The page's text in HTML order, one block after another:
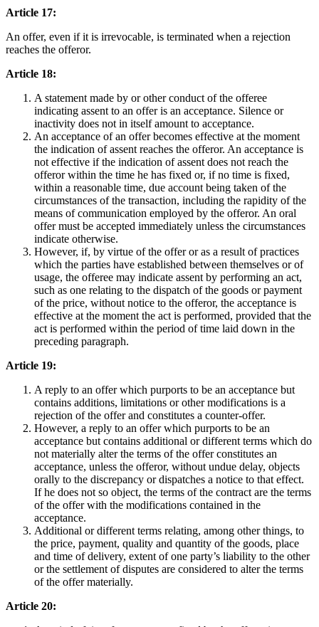
Article 17:
An offer, even if it is irrevocable, is terminated when a rejection
reaches the offeror.
Article 18:
A statement made by or other conduct of the offeree
indicating assent to an offer is an acceptance. Silence or
inactivity does not in itself amount to acceptance.
An acceptance of an offer becomes effective at the moment
the indication of assent reaches the offeror. An acceptance is
not effective if the indication of assent does not reach the
offeror within the time he has fixed or, if no time is fixed,
within a reasonable time, due account being taken of the
circumstances of the transaction, including the rapidity of the
means of communication employed by the offeror. An oral
offer must be accepted immediately unless the circumstances
indicate otherwise.
However, if, by virtue of the offer or as a result of practices
which the parties have established between themselves or of
usage, the offeree may indicate assent by performing an act,
such as one relating to the dispatch of the goods or payment
of the price, without notice to the offeror, the acceptance is
effective at the moment the act is performed, provided that the
act is performed within the period of time laid down in the
preceding paragraph.
Article 19:
A reply to an offer which purports to be an acceptance but
contains additions, limitations or other modifications is a
rejection of the offer and constitutes a counter-offer.
However, a reply to an offer which purports to be an
acceptance but contains additional or different terms which do
not materially alter the terms of the offer constitutes an
acceptance, unless the offeror, without undue delay, objects
orally to the discrepancy or dispatches a notice to that effect.
If he does not so object, the terms of the contract are the terms
of the offer with the modifications contained in the
acceptance.
Additional or different terms relating, among other things, to
the price, payment, quality and quantity of the goods, place
and time of delivery, extent of one party’s liability to the other
or the settlement of disputes are considered to alter the terms
of the offer materially.
Article 20: